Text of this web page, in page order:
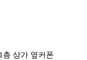
층 상가 옆커폰